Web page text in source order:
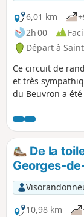
6,01 km
2h 00
Départ à
Ce circuit de
et très
du Beuvron a
passe en outre à
militaire
petite extension
De la
Georges-
10,98 km